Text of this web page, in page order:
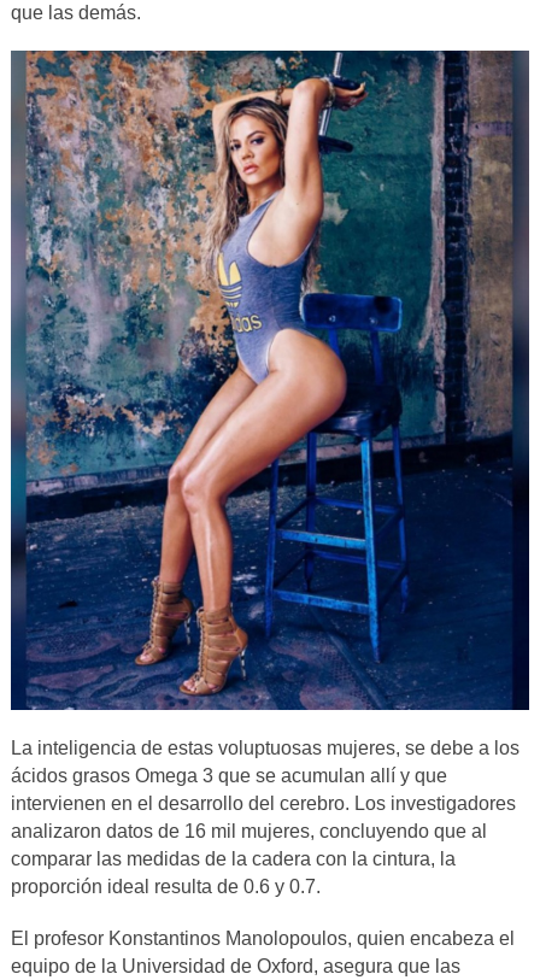
que las demás.
La inteligencia de estas voluptuosas mujeres, se debe a los
ácidos grasos Omega 3 que se acumulan allí y que
intervienen en el desarrollo del cerebro. Los investigadores
analizaron datos de 16 mil mujeres, concluyendo que al
comparar las medidas de la cadera con la cintura, la
proporción ideal resulta de 0.6 y 0.7.
El profesor Konstantinos Manolopoulos, quien encabeza el
equipo de la Universidad de Oxford, asegura que las